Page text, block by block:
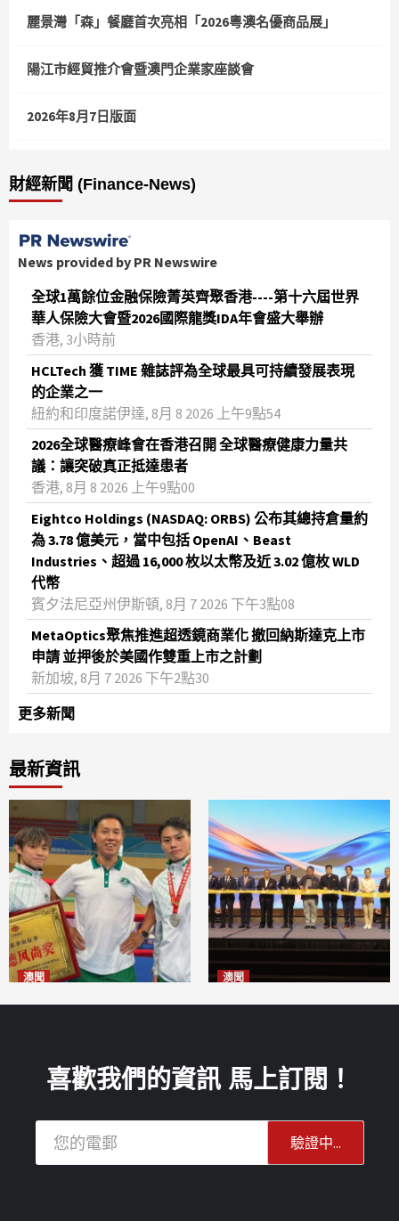
麗景灣「森」餐廳首次亮相「2026粵澳名優商品展」
陽江市經貿推介會暨澳門企業家座談會
2026年8月7日版面
財經新聞 (Finance-News)
News provided by PR Newswire
全球1萬餘位金融保險菁英齊聚香港----第十六屆世界
華人保險大會暨2026國際龍獎IDA年會盛大舉辦
香港, 3小時前
HCLTech 獲 TIME 雜誌評為全球最具可持續發展表現
的企業之一
紐約和印度諾伊達, 8月 8 2026 上午9點54
2026全球醫療峰會在香港召開 全球醫療健康力量共
議：讓突破真正抵達患者
香港, 8月 8 2026 上午9點00
Eightco Holdings (NASDAQ: ORBS) 公布其總持倉量約
為 3.78 億美元，當中包括 OpenAI、Beast
Industries、超過 16,000 枚以太幣及近 3.02 億枚 WLD
代幣
賓夕法尼亞州伊斯頓, 8月 7 2026 下午3點08
MetaOptics聚焦推進超透鏡商業化 撤回納斯達克上市
申請 並押後於美國作雙重上市之計劃
新加坡, 8月 7 2026 下午2點30
更多新聞
最新資訊
澳聞 澳聞
喜歡我們的資訊 馬上訂閱！